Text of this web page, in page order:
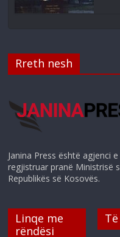
Rreth nesh
Janina Press është agjenci
regjistruar pranë Ministrisë
Republikës së Kosovës.
Linqe me
rëndësi